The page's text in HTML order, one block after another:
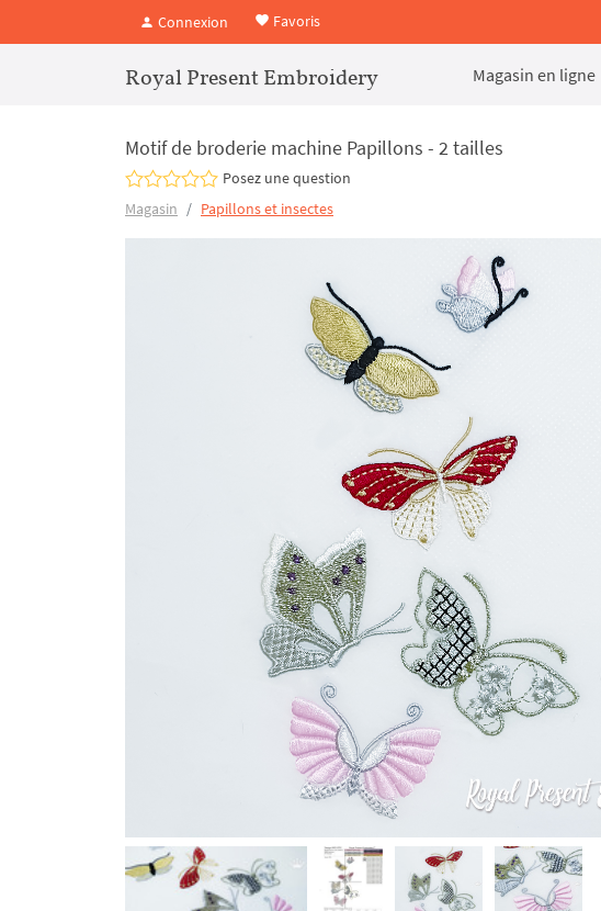
Connexion Favoris
Royal Present Embroidery Magasin en ligne
Motif de broderie machine Papillons - 2 tailles
Posez une question
Magasin
Papillons et insectes